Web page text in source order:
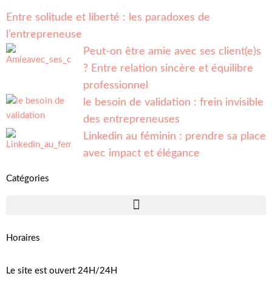
Entre solitude et liberté : les paradoxes de
l’entrepreneuse
Peut-on être amie avec ses client(e)s
? Entre relation sincère et équilibre
professionnel
le besoin de validation : frein invisible
des entrepreneuses
Linkedin au féminin : prendre sa place
avec impact et élégance
Catégories
Horaires
Le site est ouvert 24H/24H